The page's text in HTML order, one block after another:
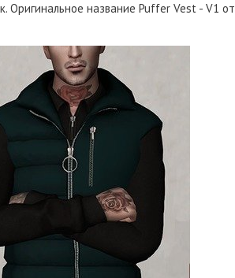
Оригинальное название Puffer Vest - V1 от